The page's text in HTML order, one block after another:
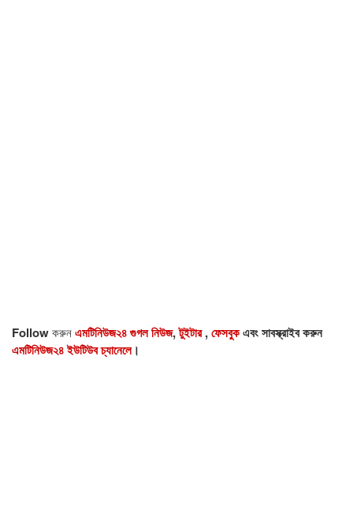
Followকরুনএমটিনিউজ২৪ গুগল নিউজ,টুইটার,ফেসবুকএবং সাবস্ক্রাইব করুন
এমটিনিউজ২৪ ইউটিউব চ্যানেলে।